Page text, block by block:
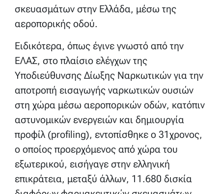
σκευασμάτων στην Ελλάδα, μέσω της
αεροπορικής οδού.
Ειδικότερα, όπως έγινε γνωστό από την
ΕΛΑΣ, στο πλαίσιο ελέγχων της
Υποδιεύθυνσης Δίωξης Ναρκωτικών για την
αποτροπή εισαγωγής ναρκωτικών ουσιών
στη χώρα μέσω αεροπορικών οδών, κατόπιν
αστυνομικών ενεργειών και δημιουργία
προφίλ (profiling), εντοπίσθηκε ο 31χρονος,
ο οποίος προερχόμενος από χώρα του
εξωτερικού, εισήγαγε στην ελληνική
επικράτεια, μεταξύ άλλων, 11.680 δισκία